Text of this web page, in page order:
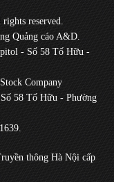
reserved.
Quảng cáo A&D.
- Số 58 Tố Hữu -
Company
58 Tố Hữu - Phường
thông Hà Nội cấp